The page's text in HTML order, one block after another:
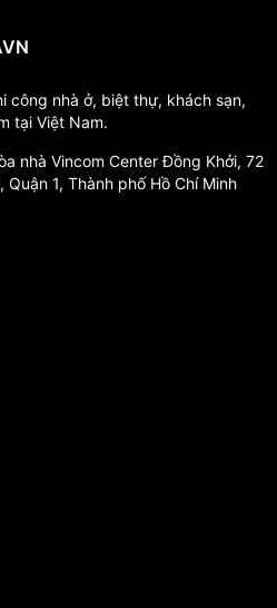
công nhà ở, biệt thự, khách sạn,
tại Việt Nam.
nhà Vincom Center Đồng Khởi, 72
1, Thành phố Hồ Chí Minh